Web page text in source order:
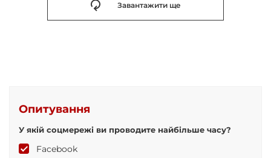
Завантажити ще
Опитування
У якій соцмережі ви проводите найбільше часу?
Facebook